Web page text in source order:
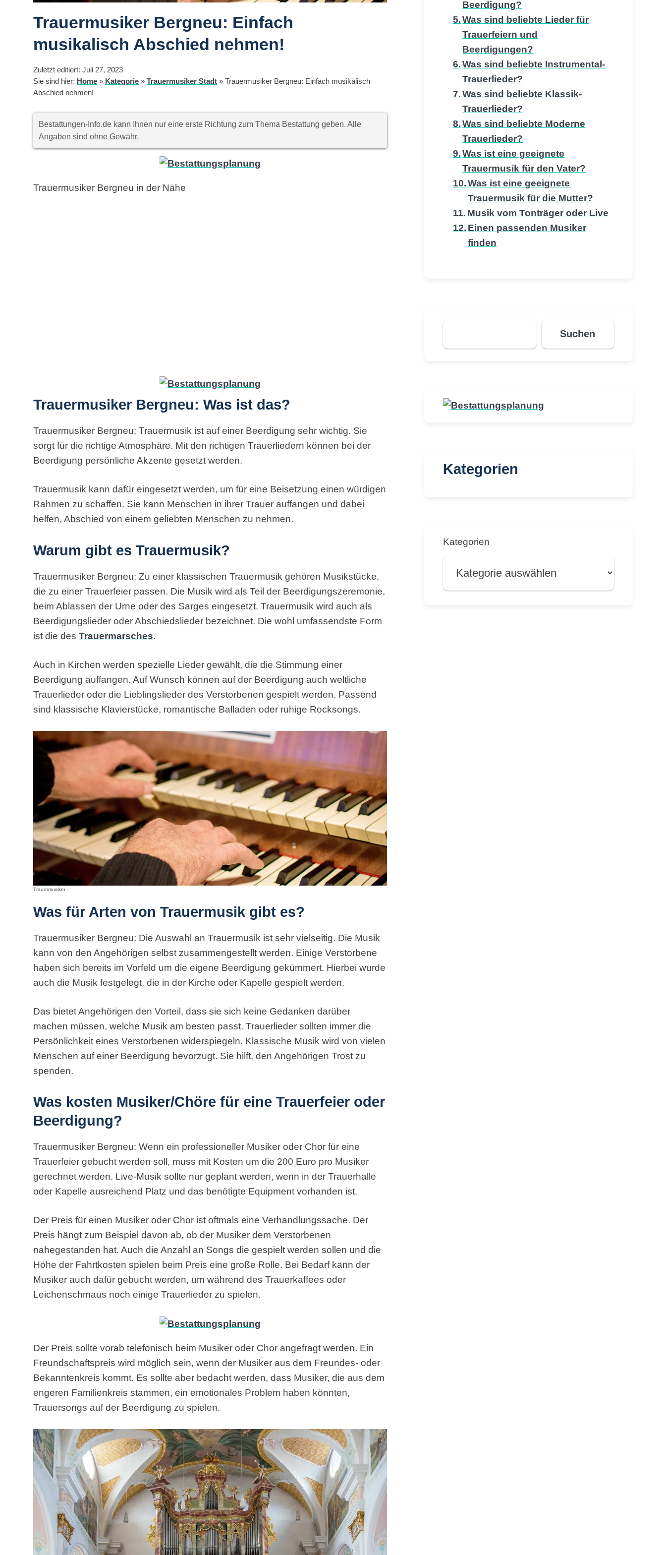
Trauermusiker Bergneu: Einfach
musikalisch Abschied nehmen!
Zuletzt editiert: Juli 27, 2023
Sie sind hier: Home » Kategorie »Trauermusiker Stadt »Trauermusiker Bergneu: Einfach musikalisch
Abschied nehmen!
Bestattungen-Info.de kann Ihnen nur eine erste Richtung zum Thema Bestattung geben. Alle
Angaben sind ohne Gewähr.
Trauermusiker Bergneu in der Nähe
Trauermusiker Bergneu: Was ist das?
Trauermusiker Bergneu: Trauermusik ist auf einer Beerdigung sehr wichtig. Sie
sorgt für die richtige Atmosphäre. Mit den richtigen Trauerliedern können bei der
Beerdigung persönliche Akzente gesetzt werden.
Trauermusik kann dafür eingesetzt werden, um für eine Beisetzung einen würdigen
Rahmen zu schaffen. Sie kann Menschen in ihrer Trauer auffangen und dabei
helfen, Abschied von einem geliebten Menschen zu nehmen.
Warum gibt es Trauermusik?
Trauermusiker Bergneu: Zu einer klassischen Trauermusik gehören Musikstücke,
die zu einer Trauerfeier passen. Die Musik wird als Teil der Beerdigungszeremonie,
beim Ablassen der Urne oder des Sarges eingesetzt. Trauermusik wird auch als
Beerdigungslieder oder Abschiedslieder bezeichnet. Die wohl umfassendste Form
ist die desTrauermarsches.
Auch in Kirchen werden spezielle Lieder gewählt, die die Stimmung einer
Beerdigung auffangen. Auf Wunsch können auf der Beerdigung auch weltliche
Trauerlieder oder die Lieblingslieder des Verstorbenen gespielt werden. Passend
sind klassische Klavierstücke, romantische Balladen oder ruhige Rocksongs.
Trauermusiker
Was für Arten von Trauermusik gibt es?
Trauermusiker Bergneu: Die Auswahl an Trauermusik ist sehr vielseitig. Die Musik
kann von den Angehörigen selbst zusammengestellt werden. Einige Verstorbene
haben sich bereits im Vorfeld um die eigene Beerdigung gekümmert. Hierbei wurde
auch die Musik festgelegt, die in der Kirche oder Kapelle gespielt werden.
Das bietet Angehörigen den Vorteil, dass sie sich keine Gedanken darüber
machen müssen, welche Musik am besten passt. Trauerlieder sollten immer die
Persönlichkeit eines Verstorbenen widerspiegeln. Klassische Musik wird von vielen
Menschen auf einer Beerdigung bevorzugt. Sie hilft, den Angehörigen Trost zu
spenden.
Was kosten Musiker/Chöre für eine Trauerfeier oder
Beerdigung?
Trauermusiker Bergneu: Wenn ein professioneller Musiker oder Chor für eine
Trauerfeier gebucht werden soll, muss mit Kosten um die 200 Euro pro Musiker
gerechnet werden. Live-Musik sollte nur geplant werden, wenn in der Trauerhalle
oder Kapelle ausreichend Platz und das benötigte Equipment vorhanden ist.
Der Preis für einen Musiker oder Chor ist oftmals eine Verhandlungssache. Der
Preis hängt zum Beispiel davon ab, ob der Musiker dem Verstorbenen
nahegestanden hat. Auch die Anzahl an Songs die gespielt werden sollen und die
Höhe der Fahrtkosten spielen beim Preis eine große Rolle. Bei Bedarf kann der
Musiker auch dafür gebucht werden, um während des Trauerkaffees oder
Leichenschmaus noch einige Trauerlieder zu spielen.
Der Preis sollte vorab telefonisch beim Musiker oder Chor angefragt werden. Ein
Freundschaftspreis wird möglich sein, wenn der Musiker aus dem Freundes- oder
Bekanntenkreis kommt. Es sollte aber bedacht werden, dass Musiker, die aus dem
engeren Familienkreis stammen, ein emotionales Problem haben könnten,
Trauersongs auf der Beerdigung zu spielen.
Beerdigung?
Was sind beliebte Lieder für
Trauerfeiern und
Beerdigungen?
Was sind beliebte Instrumental-
Trauerlieder?
Was sind beliebte Klassik-
Trauerlieder?
Was sind beliebte Moderne
Trauerlieder?
Was ist eine geeignete
Trauermusik für den Vater?
Was ist eine geeignete
Trauermusik für die Mutter?
Musik vom Tonträger oder Live
Einen passenden Musiker
finden
Suchen
Suchen
Kategorien
Kategorien